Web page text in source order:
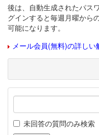
後は、自動生成されたパス
グインすると毎週月曜から
可能になります。
メール会員(無料)の詳しい
未回答の質問のみ検索